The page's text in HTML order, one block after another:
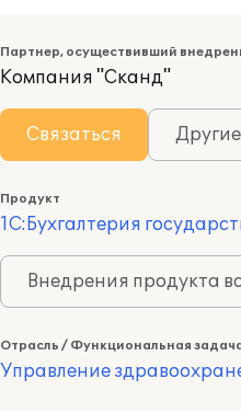
Партнер, осуществивший
Компания "Сканд"
Связаться
Продукт
1С:Бухгалтерия
Внедрения продукта
Отрасль / Функциональная
Управление